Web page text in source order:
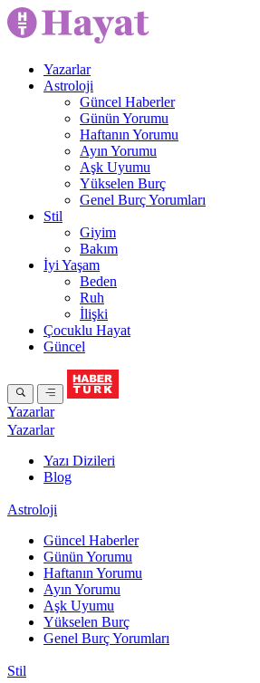
Yazarlar
Astroloji
Güncel Haberler
Günün Yorumu
Haftanın Yorumu
Ayın Yorumu
Aşk Uyumu
Yükselen Burç
Genel Burç Yorumları
Stil
Giyim
Bakım
İyi Yaşam
Beden
Ruh
İlişki
Çocuklu Hayat
Güncel
Yazarlar
Yazarlar
Yazı Dizileri
Blog
Astroloji
Güncel Haberler
Günün Yorumu
Haftanın Yorumu
Ayın Yorumu
Aşk Uyumu
Yükselen Burç
Genel Burç Yorumları
Stil